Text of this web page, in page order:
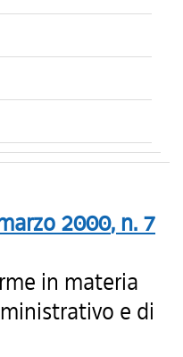
2000, n. 7
in materia
e di